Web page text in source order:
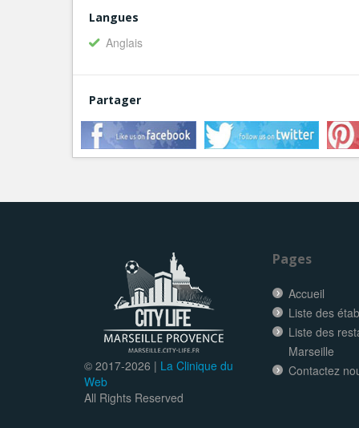
Langues
Anglais
Partager
© 2017-2026 | La Clinique du
Web
All Rights Reserved
Pages
Accueil
Liste des
Liste des
Marseille
Contactez